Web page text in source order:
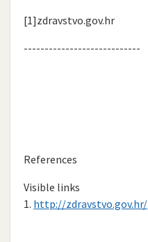
[1]zdravstvo.gov.hr
----------------------------
References
Visible links
1. http://zdravstvo.gov.hr/